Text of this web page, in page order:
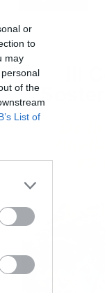
or
to
may
of the
List of